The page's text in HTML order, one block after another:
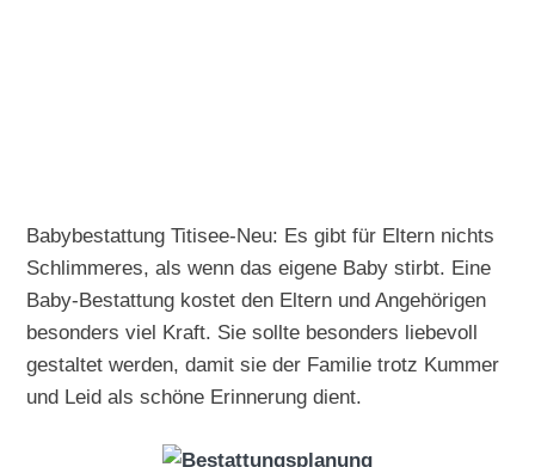
Babybestattung Titisee-Neu: Es gibt für Eltern nichts
Schlimmeres, als wenn das eigene Baby stirbt. Eine
Baby-Bestattung kostet den Eltern und Angehörigen
besonders viel Kraft. Sie sollte besonders liebevoll
gestaltet werden, damit sie der Familie trotz Kummer
und Leid als schöne Erinnerung dient.